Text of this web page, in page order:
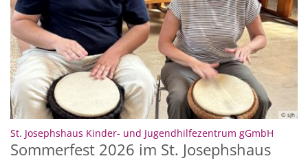
© sjh
St. Josephshaus Kinder- und Jugendhilfezentrum gGmbH
Sommerfest 2026 im St. Josephshaus